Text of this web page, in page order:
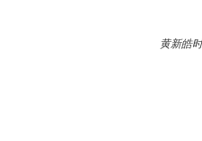
黄新皓